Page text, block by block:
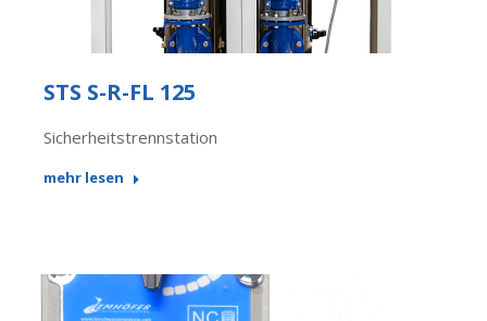
STS S-R-FL 125
Sicherheitstrennstation
mehr lesen